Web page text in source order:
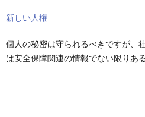
新しい人権
個人の秘密は守られるべきですが、
は安全保障関連の情報でない限りあ